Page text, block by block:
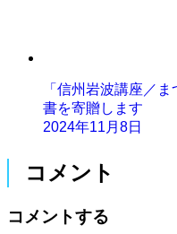
「信州岩波講座／
書を寄贈します
2024年11月8日
コメント
コメントする